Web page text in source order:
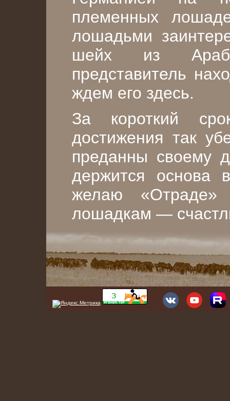
племенных
лошадьми
шейх из
представитель
ждем его здесь.
За короткий
достижения так
преданны своему
держится основа
желаю «Отраде»
лошадкам —